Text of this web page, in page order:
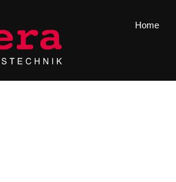
Home